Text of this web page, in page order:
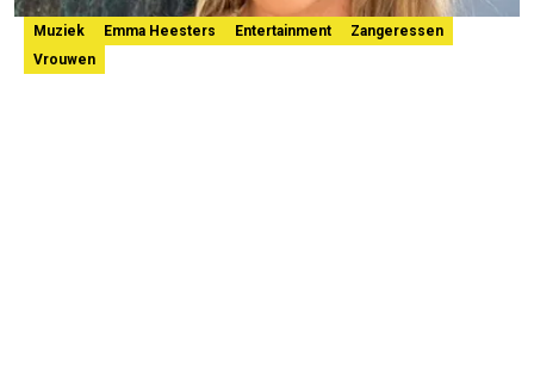
Muziek Emma Heesters Entertainment
Zangeressen
Vrouwen